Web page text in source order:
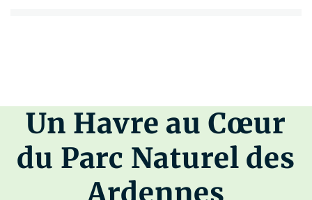
Un Havre au Cœur
du Parc Naturel des
Ardennes